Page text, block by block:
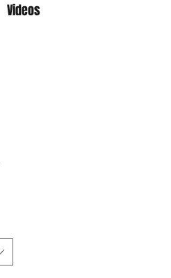
Videos